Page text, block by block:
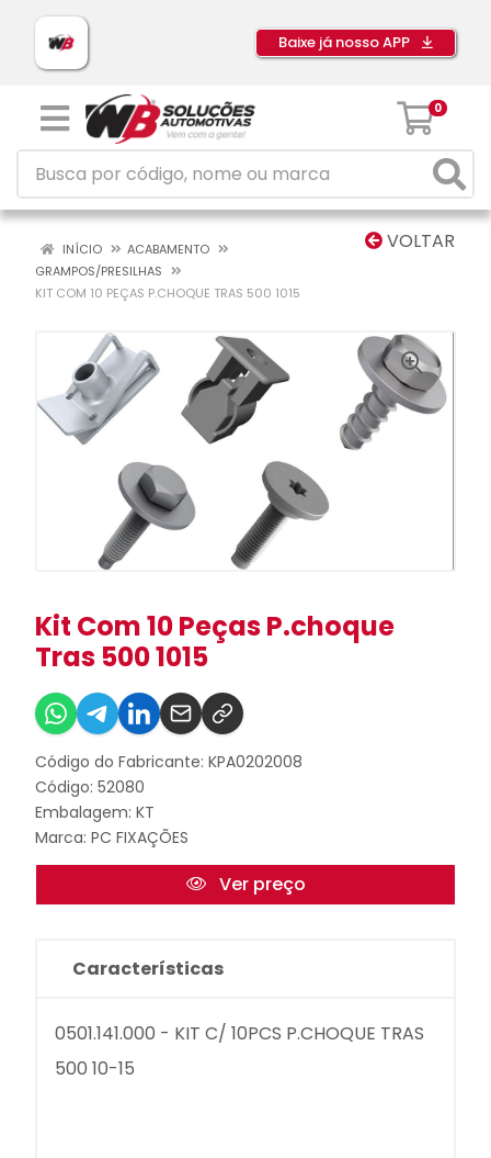
Baixe já nosso APP
0
VOLTAR
INÍCIO
ACABAMENTO
GRAMPOS/PRESILHAS
KIT COM 10 PEÇAS P.CHOQUE TRAS 500 1015
Kit Com 10 Peças P.choque
Tras 500 1015
Código do Fabricante: KPA0202008
Código: 52080
Embalagem: KT
Marca: PC FIXAÇÕES
Ver preço
Características
0501.141.000 - KIT C/ 10PCS P.CHOQUE TRAS
500 10-15